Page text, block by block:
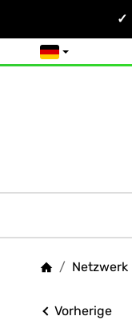
Deutsch
/ Netzwerk
Vorherige